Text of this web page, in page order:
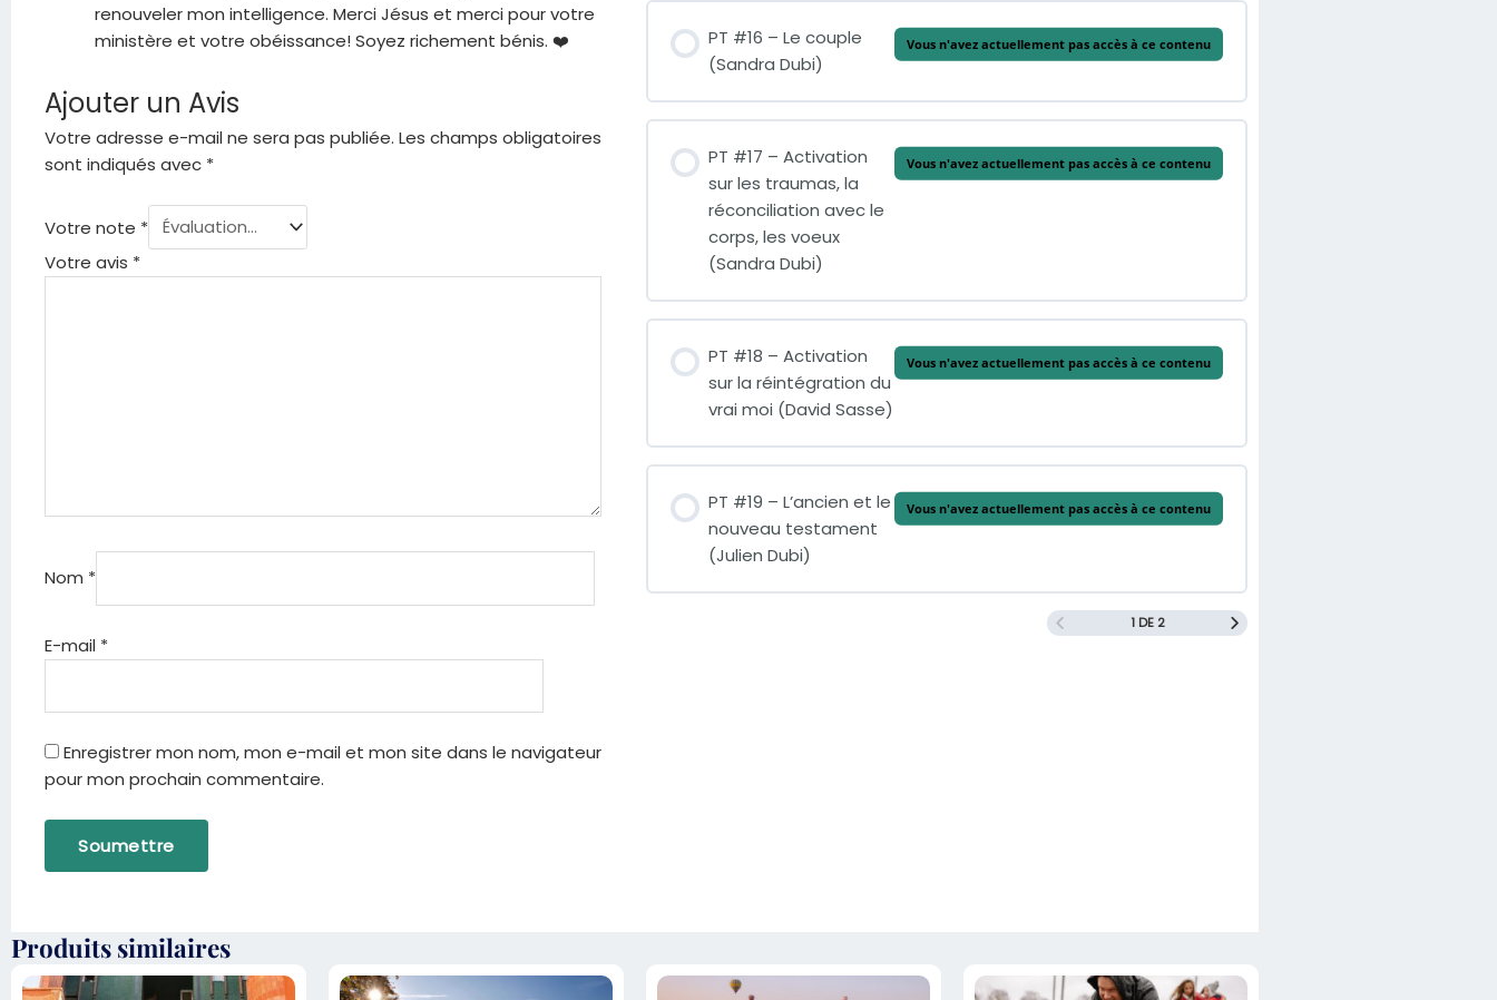
renouveler mon intelligence. Merci Jésus et merci pour votre
ministère et votre obéissance! Soyez richement bénis. ❤️
Ajouter un Avis
Votre adresse e-mail ne sera pas publiée. Les champs obligatoires
sont indiqués avec *
Votre note *
Votre avis *
Nom *
E-mail *
Enregistrer mon nom, mon e-mail et mon site dans le navigateur
pour mon prochain commentaire.
PT #16 – Le couple
(Sandra Dubi)
Vous n'avez actuellement pas accès à ce contenu
PT #17 – Activation
sur les traumas, la
réconciliation avec le
corps, les voeux
(Sandra Dubi)
Vous n'avez actuellement pas accès à ce contenu
PT #18 – Activation
sur la réintégration du
vrai moi (David Sasse)
Vous n'avez actuellement pas accès à ce contenu
PT #19 – L’ancien et le
nouveau testament
(Julien Dubi)
Vous n'avez actuellement pas accès à ce contenu
1 DE 2
Produits similaires